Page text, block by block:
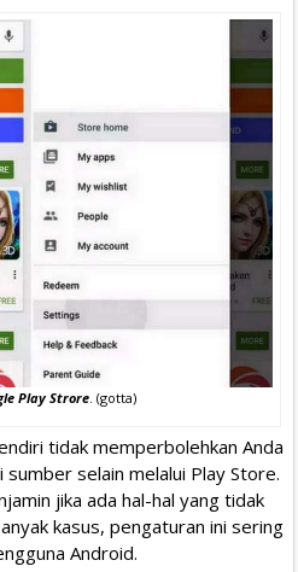
Play Strore . (gotta)
tidak memperbolehkan Anda
sumber selain melalui Play Store.
jika ada hal-hal yang tidak
kasus, pengaturan ini sering
Android.